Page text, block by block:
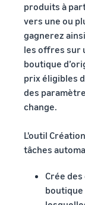
produits à
vers une ou
gagnerez
les offres sur
boutique
prix éligibles
des
change.
L'outil
tâches
Crée
boutique